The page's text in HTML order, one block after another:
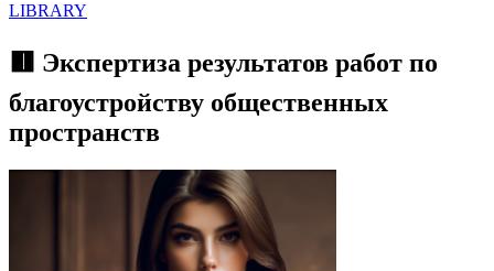
LIBRARY
🟥 Экспертиза результатов работ по
благоустройству общественных
пространств